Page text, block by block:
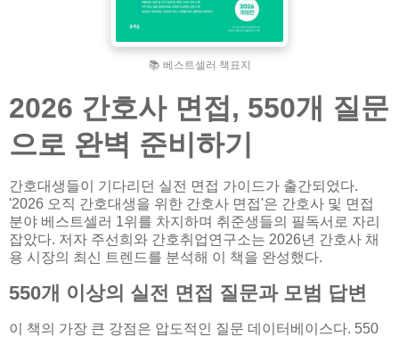
📚 베스트셀러 책표지
2026 간호사 면접, 550개 질문
으로 완벽 준비하기
간호대생들이 기다리던 실전 면접 가이드가 출간되었다.
'2026 오직 간호대생을 위한 간호사 면접'은 간호사 및 면접
분야 베스트셀러 1위를 차지하며 취준생들의 필독서로 자리
잡았다. 저자 주선희와 간호취업연구소는 2026년 간호사 채
용 시장의 최신 트렌드를 분석해 이 책을 완성했다.
550개 이상의 실전 면접 질문과 모범 답변
이 책의 가장 큰 강점은 압도적인 질문 데이터베이스다. 550